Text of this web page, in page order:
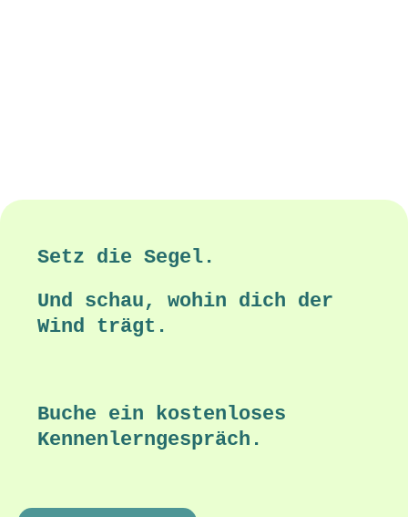
Setz die Segel.
Und schau, wohin dich der
Wind trägt.
Buche ein kostenloses
Kennenlerngespräch.